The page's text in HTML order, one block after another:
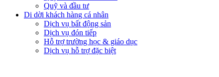
Quỹ và đầu tư
Di dời khách hàng cá nhân
Dịch vụ bất động sản
Dịch vụ đón tiếp
Hỗ trợ trường học & giáo dục
Dịch vụ hỗ trợ đặc biệt​